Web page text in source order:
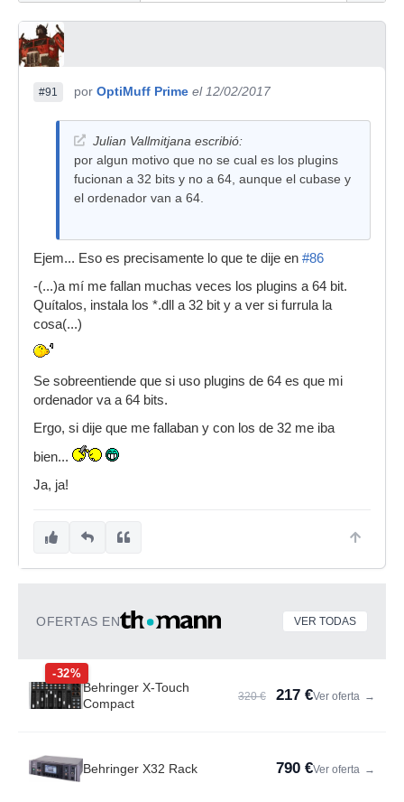
#91 por OptiMuff Prime el 12/02/2017
Julian Vallmitjana escribió:
por algun motivo que no se cual es los plugins
fucionan a 32 bits y no a 64, aunque el cubase y
el ordenador van a 64.
Ejem... Eso es precisamente lo que te dije en #86
-(...)a mí me fallan muchas veces los plugins a 64 bit.
Quítalos, instala los *.dll a 32 bit y a ver si furrula la
cosa(...)
Se sobreentiende que si uso plugins de 64 es que mi
ordenador va a 64 bits.
Ergo, si dije que me fallaban y con los de 32 me iba
bien...
Ja, ja!
OFERTAS EN VER TODAS
-32%
Behringer X-Touch
Compact
320 € 217 €Ver oferta →
Behringer X32 Rack 790 €Ver oferta →